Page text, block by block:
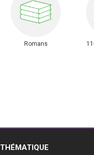
Romans
THÉMATIQUE